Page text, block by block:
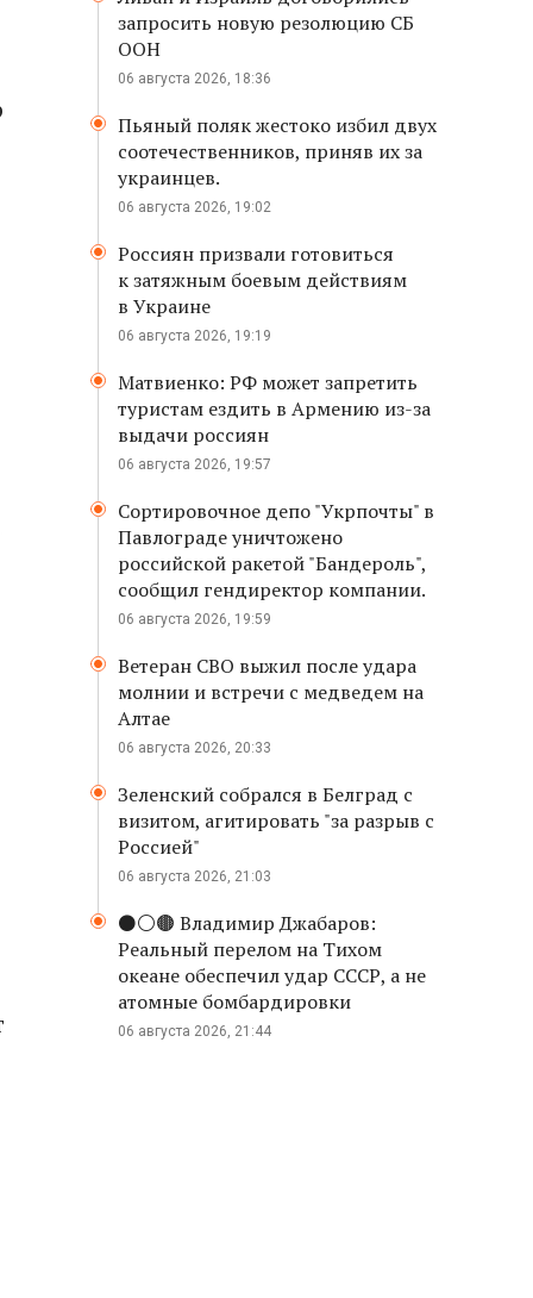
запросить новую резолюцию СБ
ООН
06 августа 2026, 18:36
Пьяный поляк жестоко избил двух
соотечественников, приняв их за
украинцев.
06 августа 2026, 19:02
Россиян призвали готовиться
к затяжным боевым действиям
в Украине
06 августа 2026, 19:19
Матвиенко: РФ может запретить
туристам ездить в Армению из-за
выдачи россиян
06 августа 2026, 19:57
Сортировочное депо "Укрпочты" в
Павлограде уничтожено
российской ракетой "Бандероль",
сообщил гендиректор компании.
06 августа 2026, 19:59
Ветеран СВО выжил после удара
молнии и встречи с медведем на
Алтае
06 августа 2026, 20:33
Зеленский собрался в Белград с
визитом, агитировать "за разрыв с
Россией"
06 августа 2026, 21:03
⚫️⚪️🟤 Владимир Джабаров:
Реальный перелом на Тихом
океане обеспечил удар СССР, а не
атомные бомбардировки
06 августа 2026, 21:44